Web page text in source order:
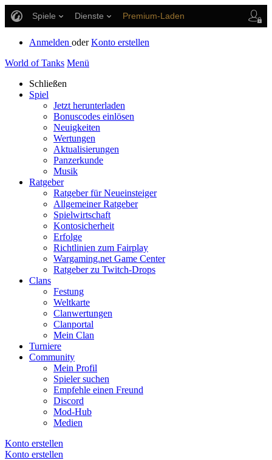
Spiele Dienste Premium-Laden
Spieler Support
Anmelden oderKonto erstellen
World of Tanks Menü
Schließen
Spiel
Jetzt herunterladen
Bonuscodes einlösen
Neuigkeiten
Wertungen
Aktualisierungen
Panzerkunde
Musik
Ratgeber
Ratgeber für Neueinsteiger
Allgemeiner Ratgeber
Spielwirtschaft
Kontosicherheit
Erfolge
Richtlinien zum Fairplay
Wargaming.net Game Center
Ratgeber zu Twitch-Drops
Clans
Festung
Weltkarte
Clanwertungen
Clanportal
Mein Clan
Turniere
Community
Mein Profil
Spieler suchen
Empfehle einen Freund
Discord
Mod-Hub
Medien
Konto erstellen
Konto erstellen